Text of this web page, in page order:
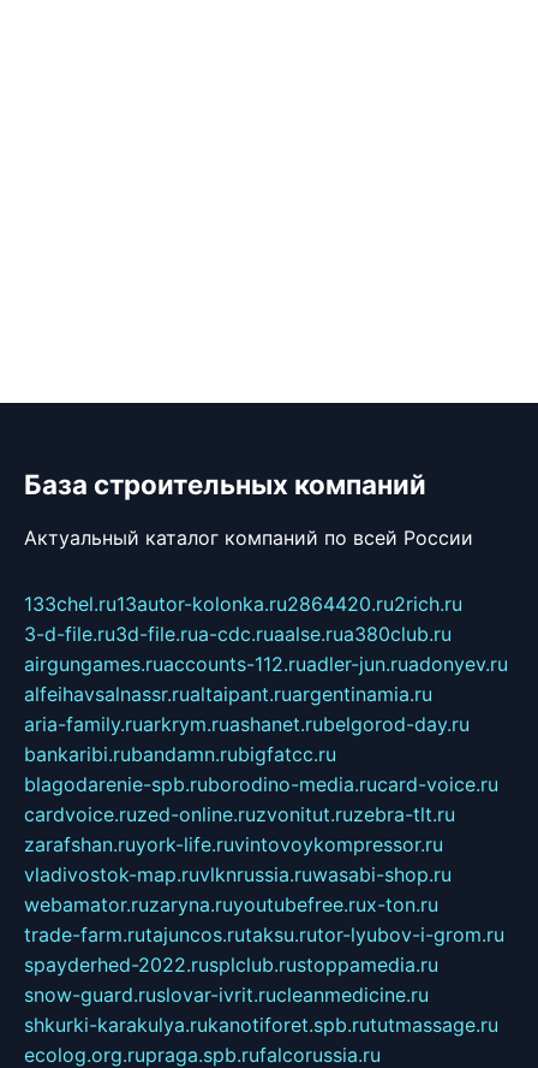
База строительных компаний
Актуальный каталог компаний по всей России
133chel.ru13autor-kolonka.ru2864420.ru2rich.ru
3-d-file.ru3d-file.rua-cdc.ruaalse.rua380club.ru
airgungames.ruaccounts-112.ruadler-jun.ruadonyev.ru
alfeihavsalnassr.rualtaipant.ruargentinamia.ru
aria-family.ruarkrym.ruashanet.rubelgorod-day.ru
bankaribi.rubandamn.rubigfatcc.ru
blagodarenie-spb.ruborodino-media.rucard-voice.ru
cardvoice.ruzed-online.ruzvonitut.ruzebra-tlt.ru
zarafshan.ruyork-life.ruvintovoykompressor.ru
vladivostok-map.ruvlknrussia.ruwasabi-shop.ru
webamator.ruzaryna.ruyoutubefree.rux-ton.ru
trade-farm.rutajuncos.rutaksu.rutor-lyubov-i-grom.ru
spayderhed-2022.rusplclub.rustoppamedia.ru
snow-guard.ruslovar-ivrit.rucleanmedicine.ru
shkurki-karakulya.rukanotiforet.spb.rututmassage.ru
ecolog.org.rupraga.spb.rufalcorussia.ru